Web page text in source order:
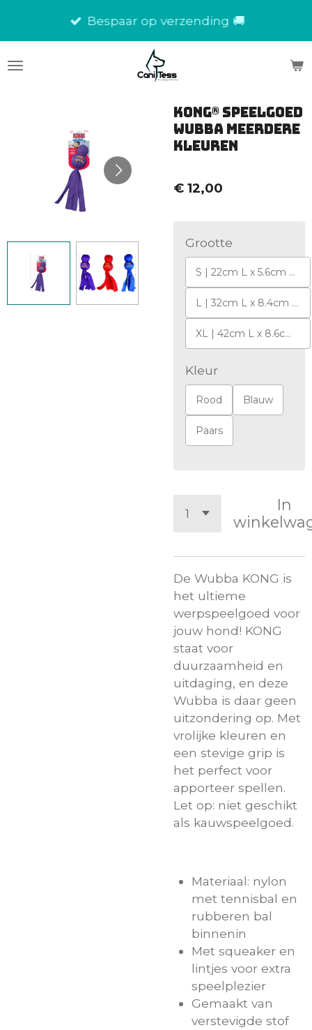
de
Bespaar op verzending 🚚
Kong® Speelgoed
Wubba Meerdere
kleuren
€ 12,00
Grootte
S | 22cm L x 5.6cm B x 4.8cm H
L | 32cm L x 8.4cm B x 7.5cm H
XL | 42cm L x 8.6cm B x 8.8cm H
Kleur
Rood Blauw
Paars
In
De Wubba KONG is
het ultieme
werpspeelgoed voor
jouw hond! KONG
staat voor
duurzaamheid en
uitdaging, en deze
Wubba is daar geen
uitzondering op. Met
vrolijke kleuren en
een stevige grip is
het perfect voor
apporteer spellen.
Let op: niet geschikt
als kauwspeelgoed.
Materiaal: nylon
met tennisbal en
rubberen bal
binnenin
Met squeaker en
lintjes voor extra
speelplezier
Gemaakt van
verstevigde stof